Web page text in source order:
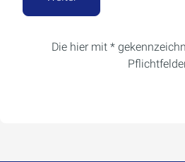
Die hier mit *